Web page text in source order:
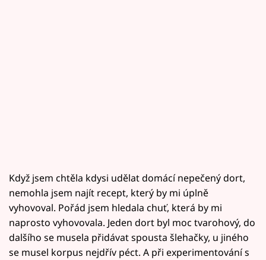
Když jsem chtěla kdysi udělat domácí nepečený dort,
nemohla jsem najít recept, který by mi úplně
vyhovoval. Pořád jsem hledala chuť, která by mi
naprosto vyhovovala. Jeden dort byl moc tvarohový, do
dalšího se musela přidávat spousta šlehačky, u jiného
se musel korpus nejdřív péct. A při experimentování s